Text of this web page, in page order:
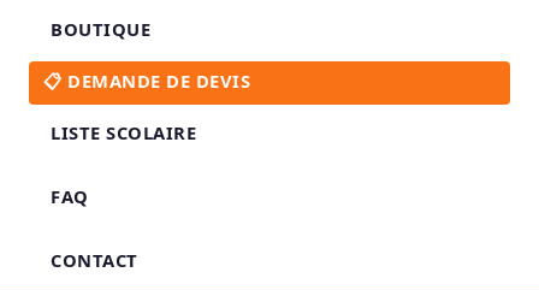
BOUTIQUE
📋 DEMANDE DE DEVIS
LISTE SCOLAIRE
FAQ
CONTACT